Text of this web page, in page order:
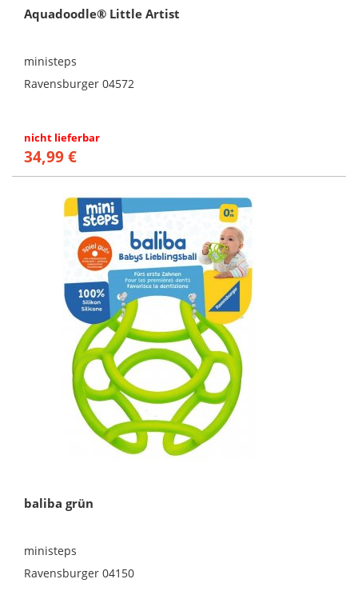
Aquadoodle® Little Artist
ministeps
Ravensburger 04572
nicht lieferbar
34,99 €
baliba grün
ministeps
Ravensburger 04150